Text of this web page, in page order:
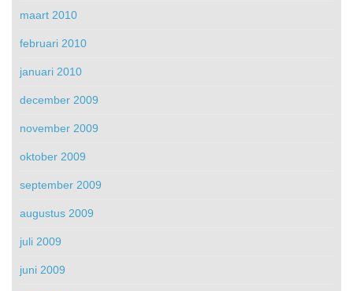
maart 2010
februari 2010
januari 2010
december 2009
november 2009
oktober 2009
september 2009
augustus 2009
juli 2009
juni 2009